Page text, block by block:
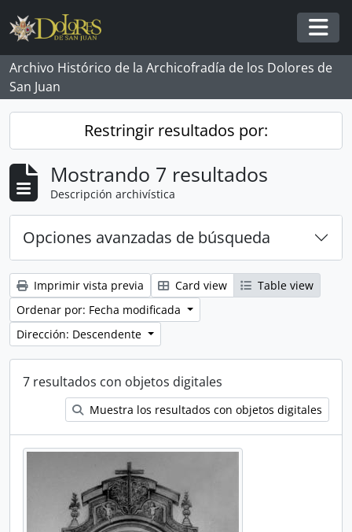
Skip to main content
Archivo Histórico de la Archicofradía de los Dolores de
San Juan
Restringir resultados por:
Mostrando 7 resultados
Descripción archivística
Opciones avanzadas de búsqueda
Imprimir vista previa Card view
Table view
Ordenar por: Fecha modificada
Dirección: Descendente
7 resultados con objetos digitales
Muestra los resultados con objetos digitales